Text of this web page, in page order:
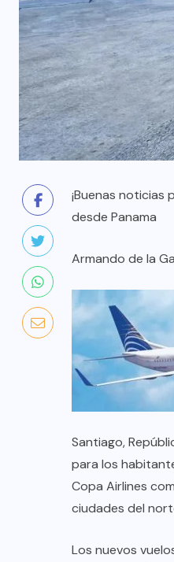
¡Buenas noticias
desde Panama
Armando de la
Santiago,
para los
Copa Airlines
ciudades del
Los nuevos